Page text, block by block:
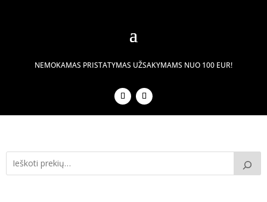
NEMOKAMAS PRISTATYMAS UŽSAKYMAMS NUO 100 EUR!